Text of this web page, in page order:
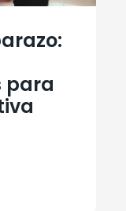
para